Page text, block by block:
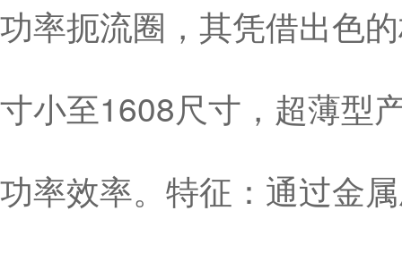
功率扼流圈，其凭借出色
寸小至1608尺寸，超薄型
功率效率。特征：通过金